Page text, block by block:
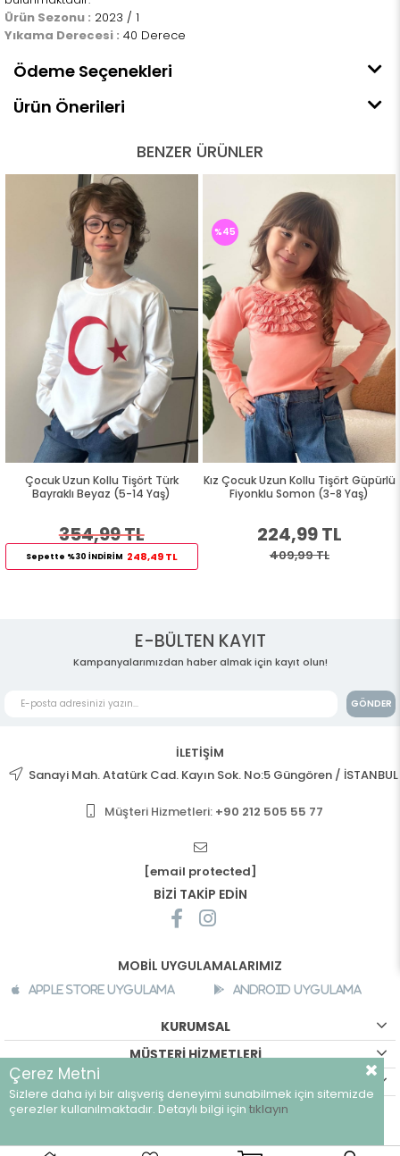
Ürün Sezonu : 2023 / 1
Yıkama Derecesi : 40 Derece
Ödeme Seçenekleri
Ürün Önerileri
BENZER ÜRÜNLER
Çocuk Uzun Kollu Tişört Türk
Bayraklı Beyaz (5-14 Yaş)
354,99 TL
Sepette %30 İNDİRİM 248,49 TL
Kız Çocuk Uzun Kollu Tişört Güpürlü
Fiyonklu Somon (3-8 Yaş)
224,99 TL
409,99 TL
%45
E-BÜLTEN KAYIT
Kampanyalarımızdan haber almak için kayıt olun!
GÖNDER
İLETİŞİM
Sanayi Mah. Atatürk Cad. Kayın Sok. No:5 Güngören / İSTANBUL
Müşteri Hizmetleri: +90 212 505 55 77
[email protected]
BİZİ TAKİP EDİN
MOBİL UYGULAMALARIMIZ
Apple Store Uygulama Android Uygulama
KURUMSAL
MÜŞTERİ HİZMETLERİ
©breeze.com.tr - Tüm hakları saklıdır.
Çerez Metni
Sizlere daha iyi bir alışveriş deneyimi sunabilmek için sitemizde
çerezler kullanılmaktadır. Detaylı bilgi için tıklayın